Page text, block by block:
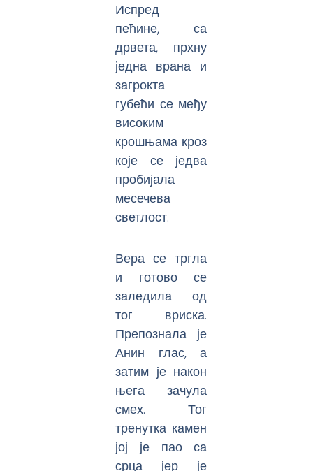
Испред
пећине, са
дрвета, прхну
једна врана и
загрокта
губећи се међу
високим
крошњама кроз
које се једва
пробијала
месечева
светлост.
Вера се тргла
и готово се
заледила од
тог вриска.
Препознала је
Анин глас, а
затим је након
њега зачула
смех. Тог
тренутка камен
јој је пао са
срца јер је